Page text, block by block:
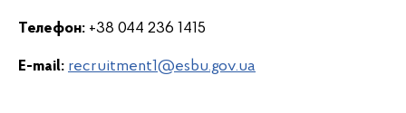
Телефон: +38 044 236 1415
E-mail: recruitment1@esbu.gov.ua